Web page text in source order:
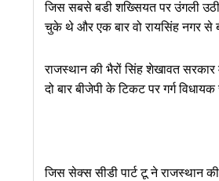
जिस सबसे बडी शख्सियत पर उंगली उठी
चुके थे और एक बार वो रायसिंह नगर से
राजस्थान की भैरों सिंह शेखावत
दो बार बीजेपी के टिकट पर गर्ग
जिस सेक्स सीडी पार्ट टू ने राजस्थान